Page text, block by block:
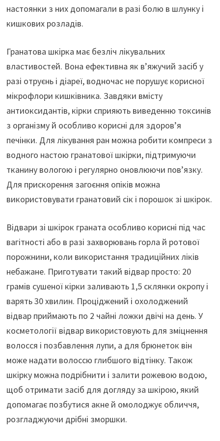
настоянки з них допомагали в разі болю в шлунку і
кишкових розладів.
Гранатова шкірка має безліч лікувальних
властивостей. Вона ефективна як в’яжучий засіб у
разі отруєнь і діареї, водночас не порушує корисної
мікрофлори кишківника. Завдяки вмісту
антиоксидантів, кірки сприяють виведенню токсинів
з організму й особливо корисні для здоров’я
печінки. Для лікування ран можна робити компреси з
водного настою гранатової шкірки, підтримуючи
тканину вологою і регулярно оновлюючи пов’язку.
Для прискорення загоєння опіків можна
використовувати гранатовий сік і порошок зі шкірок.
Відвари зі шкірок граната особливо корисні під час
вагітності або в разі захворювань горла й ротової
порожнини, коли використання традиційних ліків
небажане. Приготувати такий відвар просто: 20
грамів сушеної кірки заливають 1,5 склянки окропу і
варять 30 хвилин. Проціджений і охолоджений
відвар приймають по 2 чайні ложки двічі на день. У
косметології відвар використовують для зміцнення
волосся і позбавлення лупи, а для брюнеток він
може надати волоссю глибшого відтінку. Також
шкірку можна подрібнити і залити рожевою водою,
щоб отримати засіб для догляду за шкірою, який
допомагає позбутися акне й омолоджує обличчя,
розгладжуючи дрібні зморшки.